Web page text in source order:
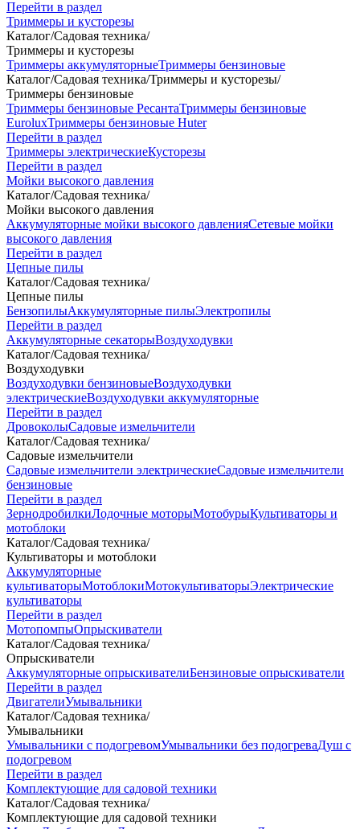
Перейти в раздел
Триммеры и кусторезы
Каталог/Садовая техника/
Триммеры и кусторезы
Триммеры аккумуляторныеТриммеры бензиновые
Каталог/Садовая техника/Триммеры и кусторезы/
Триммеры бензиновые
Триммеры бензиновые РесантаТриммеры бензиновые
EuroluxТриммеры бензиновые Huter
Перейти в раздел
Триммеры электрическиеКусторезы
Перейти в раздел
Мойки высокого давления
Каталог/Садовая техника/
Мойки высокого давления
Аккумуляторные мойки высокого давленияСетевые мойки
высокого давления
Перейти в раздел
Цепные пилы
Каталог/Садовая техника/
Цепные пилы
БензопилыАккумуляторные пилыЭлектропилы
Перейти в раздел
Аккумуляторные секаторыВоздуходувки
Каталог/Садовая техника/
Воздуходувки
Воздуходувки бензиновыеВоздуходувки
электрическиеВоздуходувки аккумуляторные
Перейти в раздел
ДровоколыСадовые измельчители
Каталог/Садовая техника/
Садовые измельчители
Садовые измельчители электрическиеСадовые измельчители
бензиновые
Перейти в раздел
ЗернодробилкиЛодочные моторыМотобурыКультиваторы и
мотоблоки
Каталог/Садовая техника/
Культиваторы и мотоблоки
Аккумуляторные
культиваторыМотоблокиМотокультиваторыЭлектрические
культиваторы
Перейти в раздел
МотопомпыОпрыскиватели
Каталог/Садовая техника/
Опрыскиватели
Аккумуляторные опрыскивателиБензиновые опрыскиватели
Перейти в раздел
ДвигателиУмывальники
Каталог/Садовая техника/
Умывальники
Умывальники с подогревомУмывальники без подогреваДуш с
подогревом
Перейти в раздел
Комплектующие для садовой техники
Каталог/Садовая техника/
Комплектующие для садовой техники